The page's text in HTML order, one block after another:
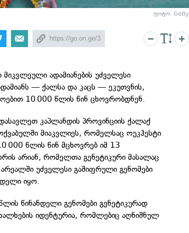
ფოტო: Getty
მიკვლეული ადამიანების უძველესი
— ქალსა და კაცს — ეკუთვნის,
10 000 წლის წინ ცხოვრობდნენ.
კაპლანდის პროვინციის ქალაქ
მიაკვლიეს, რომელსაც ოუკჰესტი
000 წლის წინ მცხოვრებ იმ 13
არიან, რომელთა გენეტიკური მასალაც
უძველესი გაშიფრული გენომები
იყო.
წინანდელი გენომები გენეტიკურად
იდენტურია, რომლებიც აღნიშნულ